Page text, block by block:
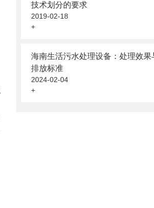
技术划分的要求
2019-02-18
+
海南生活污水处理设备：处理效果
排放标准
2024-02-04
+